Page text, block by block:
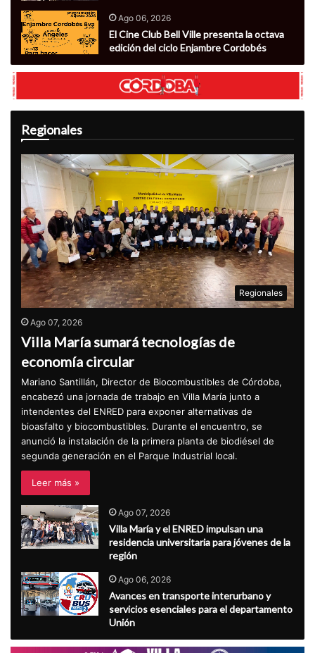
Ago 06, 2026
El Cine Club Bell Ville presenta la octava
edición del ciclo Enjambre Cordobés
Regionales
Regionales
Ago 07, 2026
Villa María sumará tecnologías de
economía circular
Mariano Santillán, Director de Biocombustibles de Córdoba,
encabezó una jornada de trabajo en Villa María junto a
intendentes del ENRED para exponer alternativas de
bioasfalto y biocombustibles. Durante el encuentro, se
anunció la instalación de la primera planta de biodiésel de
segunda generación en el Parque Industrial local.
Leer más »
Ago 07, 2026
Villa María y el ENRED impulsan una
residencia universitaria para jóvenes de la
región
Ago 06, 2026
Avances en transporte interurbano y
servicios esenciales para el departamento
Unión